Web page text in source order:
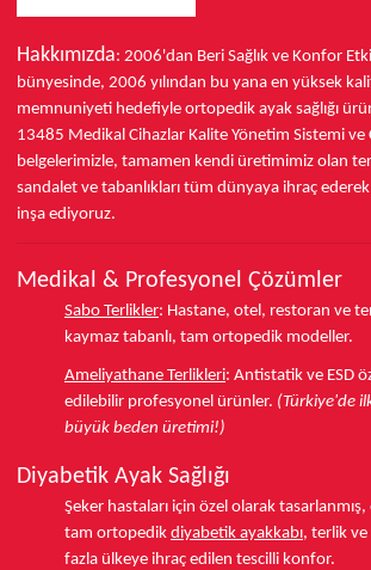
Hakkımızda: 2006'dan Beri Sağlık ve Konfor
bünyesinde, 2006 yılından bu yana en yüksek
memnuniyeti hedefiyle ortopedik ayak sağlığı
13485 Medikal Cihazlar Kalite Yönetim Sistemi ve
belgelerimizle, tamamen kendi üretimimiz olan
sandalet ve tabanlıkları tüm dünyaya ihraç ederek
inşa ediyoruz.
Medikal & Profesyonel Çözümler
Sabo Terlikler: Hastane, otel, restoran ve
kaymaz tabanlı, tam ortopedik modeller.
Ameliyathane Terlikleri: Antistatik ve ESD
edilebilir profesyonel ürünler. (Türkiye'de
büyük beden üretimi!)
Diyabetik Ayak Sağlığı
Şeker hastaları için özel olarak tasarlanmış,
tam ortopedik diyabetik ayakkabı, terlik ve
fazla ülkeye ihraç edilen tescilli konfor.